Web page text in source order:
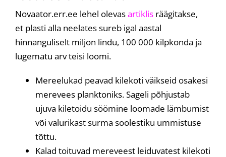
Novaator.err.ee lehel olevasartiklis räägitakse,
et plasti alla neelates sureb igal aastal
hinnanguliselt miljon lindu, 100 000 kilpkonda ja
lugematu arv teisi loomi.
Mereelukad peavad kilekoti väikseid osakesi
merevees planktoniks. Sageli põhjustab
ujuva kiletoidu söömine loomade lämbumist
või valurikast surma soolestiku ummistuse
tõttu.
Kalad toituvad mereveest leiduvatest kilekoti